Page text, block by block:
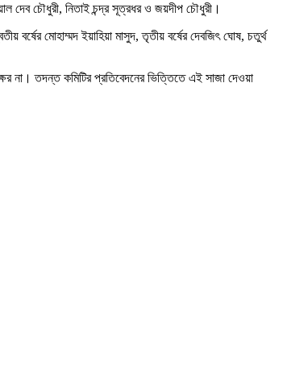
দেব চৌধুরী, নিতাই চন্দ্র সূত্রধর ও জয়দীপ চৌধুরী।
বর্ষের মোহাম্মদ ইয়াহিয়া মাসুদ, তৃতীয় বর্ষের দেবজিৎ ঘোষ, চতুর্থ
না। তদন্ত কমিটির প্রতিবেদনের ভিত্তিতে এই সাজা দেওয়া